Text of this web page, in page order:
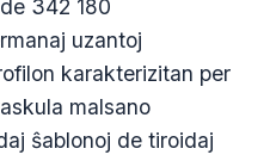
342 180
uzantoj
karakterizitan per
malsano
ŝablonoj de tiroidaj